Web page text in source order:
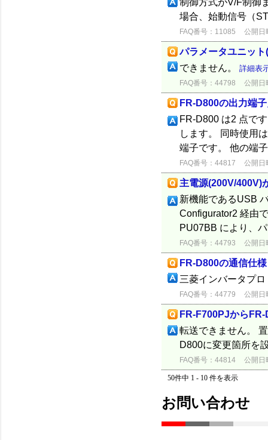
制御方式がV/F制御
場合、始動信号（
FAQ番号：11085 公開日
パラメータユニッ
できません。 詳細表
FAQ番号：44798 公開日
FR-D800の出力端
FR-D800 は2 点で
します。 同時使用
端子です。 他の端
FAQ番号：44817 公開日
主電源(200V/400V)
新機能であるUSB
Configurator2 経由
PU07BB により、
FAQ番号：44793 公開日
FR-D800の通信仕様
三菱インバータプ
FAQ番号：44779 公開日
FR-F700PJから
転送できません。
D800に変更箇所を
FAQ番号：44814 公開日
50件中 1 - 10 件を表示
お問い合わせ